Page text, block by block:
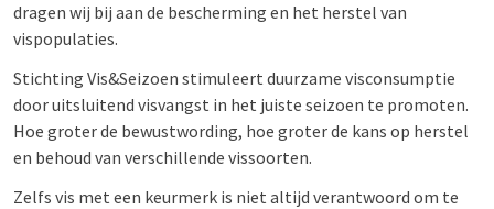
dragen wij bij aan de bescherming en het herstel van
vispopulaties.
Stichting Vis&Seizoen stimuleert duurzame visconsumptie
door uitsluitend visvangst in het juiste seizoen te promoten.
Hoe groter de bewustwording, hoe groter de kans op herstel
en behoud van verschillende vissoorten.
Zelfs vis met een keurmerk is niet altijd verantwoord om te